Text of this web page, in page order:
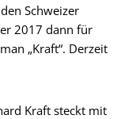
Schweizer
2017 dann für
„Kraft“. Derzeit
Kraft steckt mit